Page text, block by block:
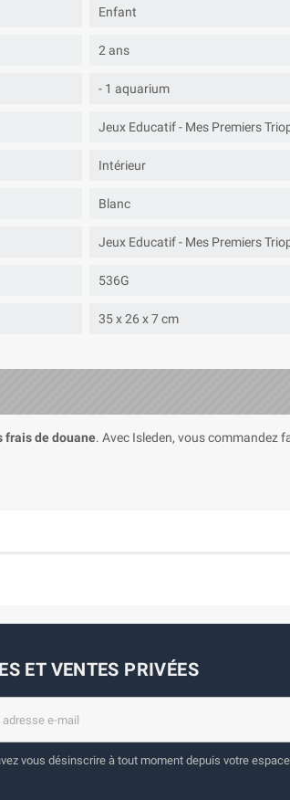
Enfant
2 ans
- 1 aquarium
Jeux Educatif - Mes Premiers
Intérieur
Blanc
Jeux Educatif - Mes Premiers
536G
35 x 26 x 7 cm
frais de douane. Avec Isleden, vous commandez
ET VENTES PRIVÉES
vous désinscrire à tout moment depuis votre